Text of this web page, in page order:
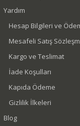
Yardım
Hesap Bilgileri ve
Mesafeli Satış
Kargo ve Teslimat
İade Koşulları
Kapıda Ödeme
Gizlilik İlkeleri
Blog